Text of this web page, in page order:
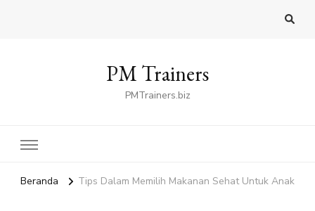
PM Trainers
PMTrainers.biz
Beranda Tips Dalam Memilih Makanan Sehat Untuk Anak